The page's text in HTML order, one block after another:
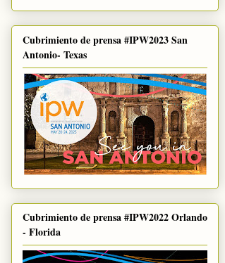
Cubrimiento de prensa #IPW2023 San
Antonio- Texas
Cubrimiento de prensa #IPW2022 Orlando
- Florida